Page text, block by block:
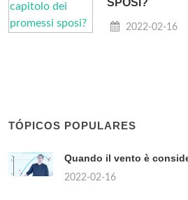
SPOSI?
2022-02-16
TÓPICOS POPULARES
Quando il vento è
2022-02-16